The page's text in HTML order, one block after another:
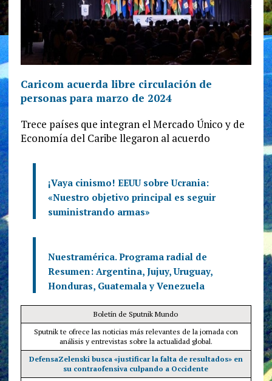
Caricom acuerda libre circulación de
personas para marzo de 2024
Trece países que integran el Mercado Único y de
Economía del Caribe llegaron al acuerdo
¡Vaya cinismo! EEUU sobre Ucrania:
«Nuestro objetivo principal es seguir
suministrando armas»
Nuestramérica. Programa radial de
Resumen: Argentina, Jujuy, Uruguay,
Honduras, Guatemala y Venezuela
Boletín de Sputnik Mundo
Sputnik te ofrece las noticias más relevantes de la jornada con
análisis y entrevistas sobre la actualidad global.
DefensaZelenski busca «justificar la falta de resultados» en
su contraofensiva culpando a Occidente